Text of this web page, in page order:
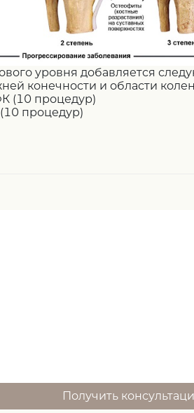
уровня добавляется
конечности и области
(10 процедур)
процедур)
Получить